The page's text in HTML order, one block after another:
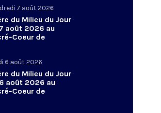
7 août 2026
du Milieu du Jour
août 2026 au
Coeur de
6 août 2026
du Milieu du Jour
août 2026 au
Coeur de